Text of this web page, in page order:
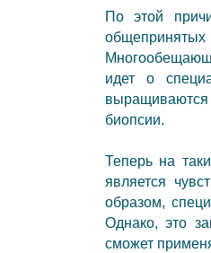
По этой
идет о
выращиваются
биопсии.
Теперь на
является
образом,
Однако, это
сможет